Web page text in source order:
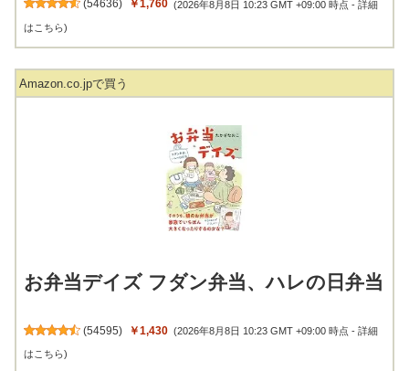
(54636) ￥1,760 (2026年8月8日 10:23 GMT +09:00 時点 -詳細
はこちら)
Amazon.co.jpで買う
お弁当デイズ フダン弁当、ハレの日弁当
(54595) ￥1,430 (2026年8月8日 10:23 GMT +09:00 時点 -詳細
はこちら)